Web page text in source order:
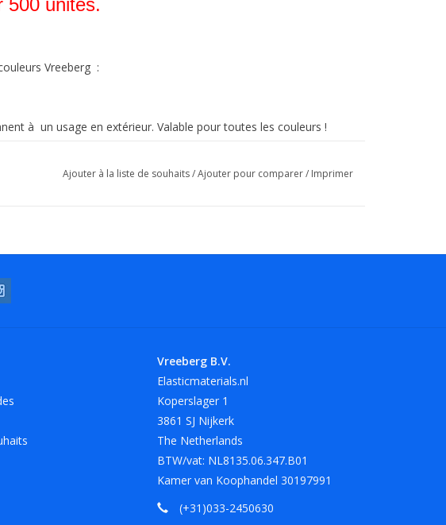
500 unités.
Vreeberg :
à un usage en extérieur. Valable pour toutes les couleurs !
aux bords coupants et à la chaleur.
blanc, jaune et noir.
Ajouter à la liste de souhaits/Ajouter pour comparer/ Imprimer
Vreeberg B.V.
Elasticmaterials.nl
Koperslager 1
3861 SJ Nijkerk
The Netherlands
BTW/vat: NL8135.06.347.B01
Kamer van Koophandel 30197991
(+31)033-2450630